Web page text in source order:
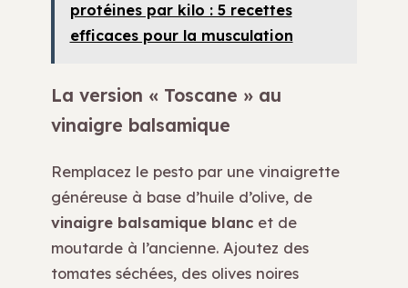
protéines par kilo : 5 recettes
efficaces pour la musculation
La version « Toscane » au
vinaigre balsamique
Remplacez le pesto par une vinaigrette
généreuse à base d’huile d’olive, de
vinaigre balsamique blanc et de
moutarde à l’ancienne. Ajoutez des
tomates séchées, des olives noires